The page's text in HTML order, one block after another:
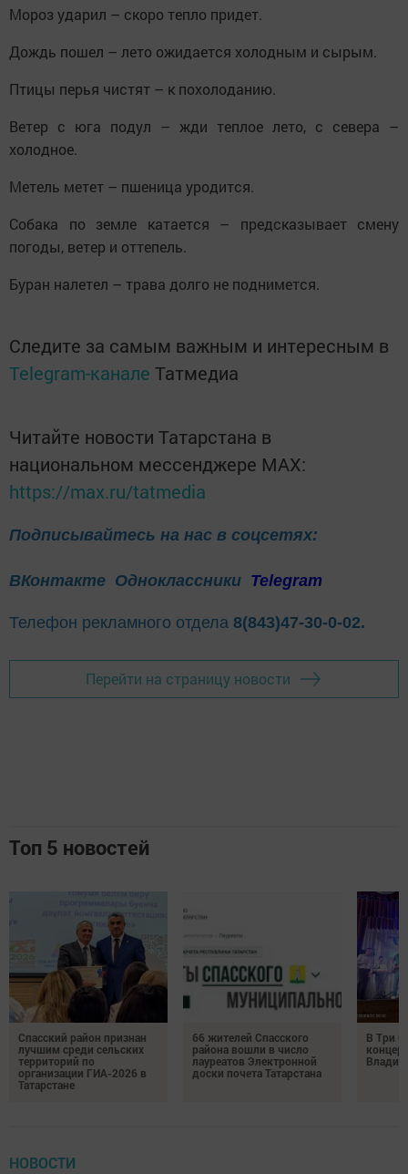
Мороз ударил – скоро тепло придет.
Дождь пошел – лето ожидается холодным и сырым.
Птицы перья чистят – к похолоданию.
Ветер с юга подул – жди теплое лето, с севера –
холодное.
Метель метет – пшеница уродится.
Собака по земле катается – предсказывает смену
погоды, ветер и оттепель.
Буран налетел – трава долго не поднимется.
Следите за самым важным и интересным в
Telegram-канале Татмедиа
Читайте новости Татарстана в
национальном мессенджере MАХ:
https://max.ru/tatmedia
Подписывайтесь на нас в соцсетях:
ВКонтакте Одноклассники Telegram
Телефон рекламного отдела 8(843)47-30-0-02.
Перейти на страницу новости
Топ 5 новостей
Спасский район признан
лучшим среди сельских
территорий по
организации ГИА-2026 в
Татарстане
66 жителей Спасского
района вошли в число
лауреатов Электронной
доски почета Татарстана
В Три
НОВОСТИ